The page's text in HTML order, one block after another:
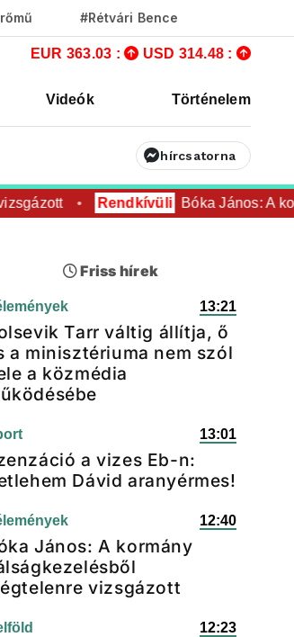
#Rétvári Bence
EUR 363.03 : USD 314.48 :
Videók Történelem
hírcsatorna
Rendkívüli Bóka János: A
Friss hírek
13:21
Tarr váltig állítja, ő
a minisztériuma nem szól
a közmédia
13:01
a vizes Eb-n:
Dávid aranyérmes!
12:40
János: A kormány
vizsgázott
12:23